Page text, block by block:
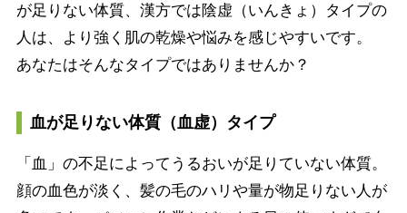
が足りない体質、漢方では陰虚（いんきょ）タイプの
人は、より強く肌の乾燥や悩みを感じやすいです。
あなたはそんなタイプではありませんか？
血が足りない体質（血虚）タイプ
「血」の不足によってうるおいが足りていない体質。
顔の血色が淡く、髪の毛のハリや量が物足りない人が